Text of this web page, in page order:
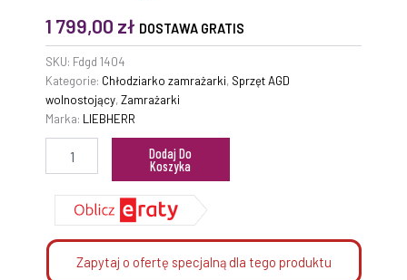
1 799,00 zł DOSTAWA GRATIS
SKU: Fdgd 1404
Kategorie: Chłodziarko zamrażarki, Sprzęt AGD
wolnostojący,Zamrażarki
Marka: LIEBHERR
Dodaj Do
Koszyka
Zapytaj o ofertę specjalną dla tego produktu